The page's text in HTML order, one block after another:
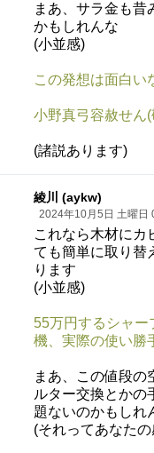
まあ、サラ金も昔
かもしれんな
(小並感)
この発想は面白い
小野真弓容赦せん
(諸説あります)
綾川 (aykw)
2024年10月5日 土曜日
これなら木材にカ
ても簡単に取り替
ります
(小並感)
55万円するシャー
機、実際の使い勝
まあ、この値段の
ルター交換とかの
題ないのかもしれ
(それってあなた